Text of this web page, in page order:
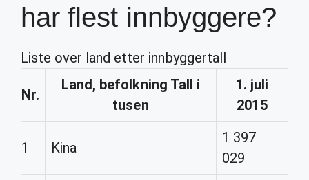
har flest innbyggere?
Liste over land etter innbyggertall
Nr.
Land, befolkning Tall i
tusen
1. juli
2015
1 Kina
1 397
029